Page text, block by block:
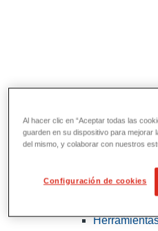
Herramientas de
View All
Al hacer clic en “Aceptar todas las
guarden en su dispositivo para mejorar
del mismo, y colaborar con nuestros
Configuración de cookies